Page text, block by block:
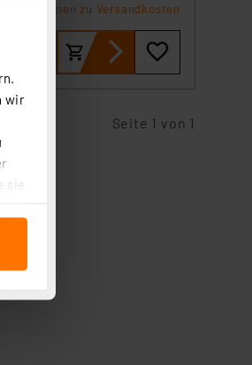
wir
sie
Informationen zu Versandkosten
Seite 1 von 1